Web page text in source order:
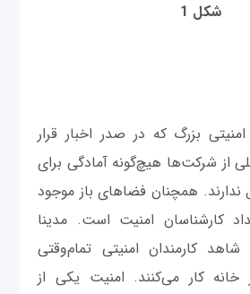
شکل 1
بزرگ که در صدر اخبار قرار
از شرکت‌ها هیچ‌گونه‌ آمادگی برای
ندارند. همچنان فضاهای باز موجود
کارشناسان امنیت است. مدینا
کارمندان امنیتی تمام‌وقتی
کار می‌کنند. امنیت یکی از